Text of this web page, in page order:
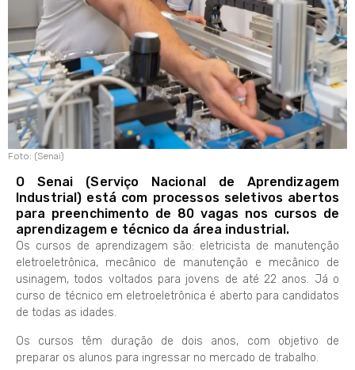
Foto: (Senai)
O Senai (Serviço Nacional de Aprendizagem
Industrial) está com processos seletivos abertos
para preenchimento de 80 vagas nos cursos de
aprendizagem e técnico da área industrial.
Os cursos de aprendizagem são: eletricista de manutenção
eletroeletrônica, mecânico de manutenção e mecânico de
usinagem, todos voltados para jovens de até 22 anos. Já o
curso de técnico em eletroeletrônica é aberto para candidatos
de todas as idades.
Os cursos têm duração de dois anos, com objetivo de
preparar os alunos para ingressar no mercado de trabalho.